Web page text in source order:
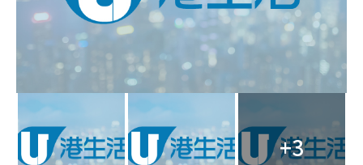
+3